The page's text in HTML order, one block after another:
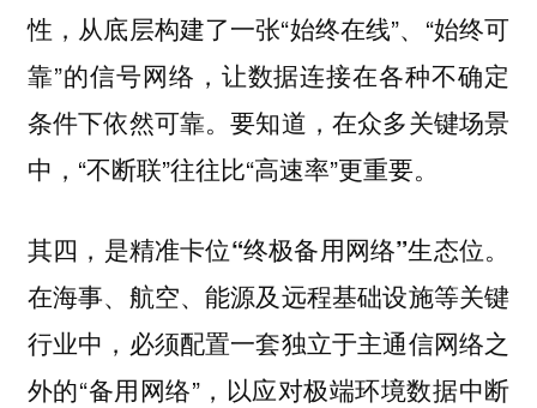
性，从底层构建了一张“始终在线”、“始终可
靠”的信号网络，让数据连接在各种不确定
条件下依然可靠。要知道，在众多关键场景
中，“不断联”往往比“高速率”更重要。
其四，是精准卡位“终极备用网络”生态位。
在海事、航空、能源及远程基础设施等关键
行业中，必须配置一套独立于主通信网络之
外的“备用网络”，以应对极端环境数据中断